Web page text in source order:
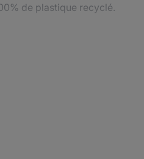
de plastique recyclé.
dents sont plus fortes et mieux